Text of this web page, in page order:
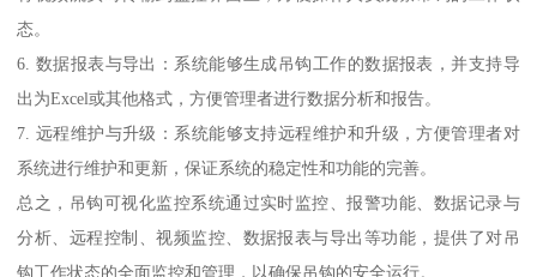
态。
6. 数据报表与导出：系统能够生成吊钩工作的数据报表，并支持导
出为Excel或其他格式，方便管理者进行数据分析和报告。
7. 远程维护与升级：系统能够支持远程维护和升级，方便管理者对
系统进行维护和更新，保证系统的稳定性和功能的完善。
总之，吊钩可视化监控系统通过实时监控、报警功能、数据记录与
分析、远程控制、视频监控、数据报表与导出等功能，提供了对吊
钩工作状态的全面监控和管理，以确保吊钩的安全运行。